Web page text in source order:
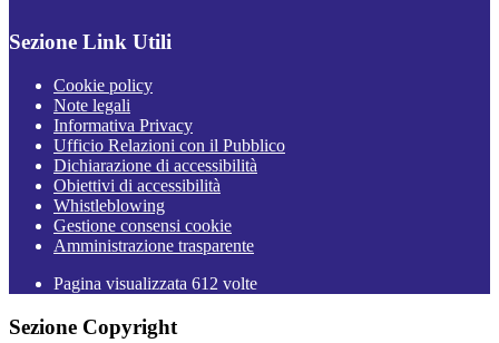
Sezione Link Utili
Cookie policy
Note legali
Informativa Privacy
Ufficio Relazioni con il Pubblico
Dichiarazione di accessibilità
Obiettivi di accessibilità
Whistleblowing
Gestione consensi cookie
Amministrazione trasparente
Pagina visualizzata 612 volte
Sezione Copyright